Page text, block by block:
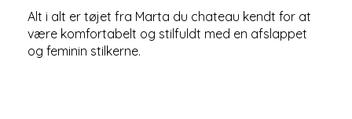
Alt i alt er tøjet fra Marta du chateau kendt for at
være komfortabelt og stilfuldt med en afslappet
og feminin stilkerne.